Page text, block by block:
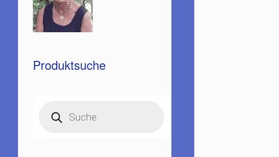
Produktsuche
search